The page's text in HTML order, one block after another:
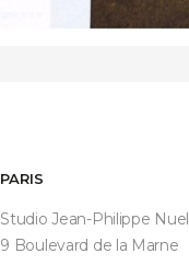
PARIS
Studio Jean-Philippe Nuel
9 Boulevard de la Marne